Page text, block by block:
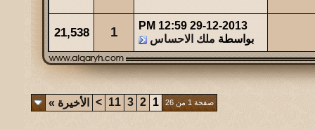
29-12-2013
12:59 PM
بواسطة ملك الاحساس 1
21,538
صفحة 1 من 26 1
2
3
11
> الأخيرة »